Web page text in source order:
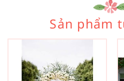
Sản phẩm